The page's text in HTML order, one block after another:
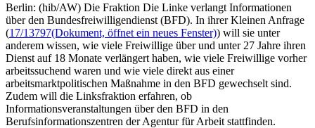
Berlin: (hib/AW) Die Fraktion Die Linke verlangt Informationen
über den Bundesfreiwilligendienst (BFD). In ihrer Kleinen Anfrage
(17/13797(Dokument, öffnet ein neues Fenster)) will sie unter
anderem wissen, wie viele Freiwillige über und unter 27 Jahre ihren
Dienst auf 18 Monate verlängert haben, wie viele Freiwillige vorher
arbeitssuchend waren und wie viele direkt aus einer
arbeitsmarktpolitischen Maßnahme in den BFD gewechselt sind.
Zudem will die Linksfraktion erfahren, ob
Informationsveranstaltungen über den BFD in den
Berufsinformationszentren der Agentur für Arbeit stattfinden.